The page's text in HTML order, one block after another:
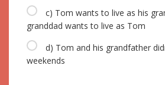
c) Tom wants to live as his
granddad wants to live as Tom
d) Tom and his grandfather
weekends